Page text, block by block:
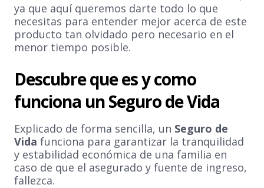
ya que aquí queremos darte todo lo que
necesitas para entender mejor acerca de este
producto tan olvidado pero necesario en el
menor tiempo posible.
Descubre que es y como
funciona un Seguro de Vida
Explicado de forma sencilla, un Seguro de
Vida funciona para garantizar la tranquilidad
y estabilidad económica de una familia en
caso de que el asegurado y fuente de ingreso,
fallezca.